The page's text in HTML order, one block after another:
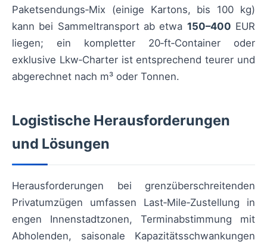
Paketsendungs‑Mix (einige Kartons, bis 100 kg)
kann bei Sammeltransport ab etwa 150–400 EUR
liegen; ein kompletter 20‑ft‑Container oder
exklusive Lkw‑Charter ist entsprechend teurer und
abgerechnet nach m³ oder Tonnen.
Logistische Herausforderungen
und Lösungen
Herausforderungen bei grenzüberschreitenden
Privatumzügen umfassen Last‑Mile‑Zustellung in
engen Innenstadtzonen, Terminabstimmung mit
Abholenden, saisonale Kapazitätsschwankungen